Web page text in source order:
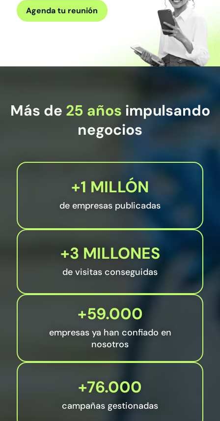
Agenda tu reunión
Más de 25 años impulsando
negocios
+1 MILLÓN
de empresas publicadas
+3 MILLONES
de visitas conseguidas
+59.000
empresas ya han confiado en
nosotros
+76.000
campañas gestionadas